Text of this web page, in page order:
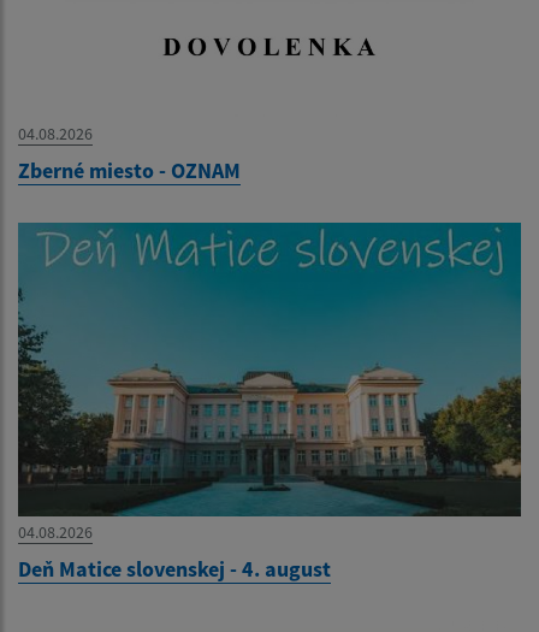
04.08.2026
Zberné miesto - OZNAM
04.08.2026
Deň Matice slovenskej - 4. august